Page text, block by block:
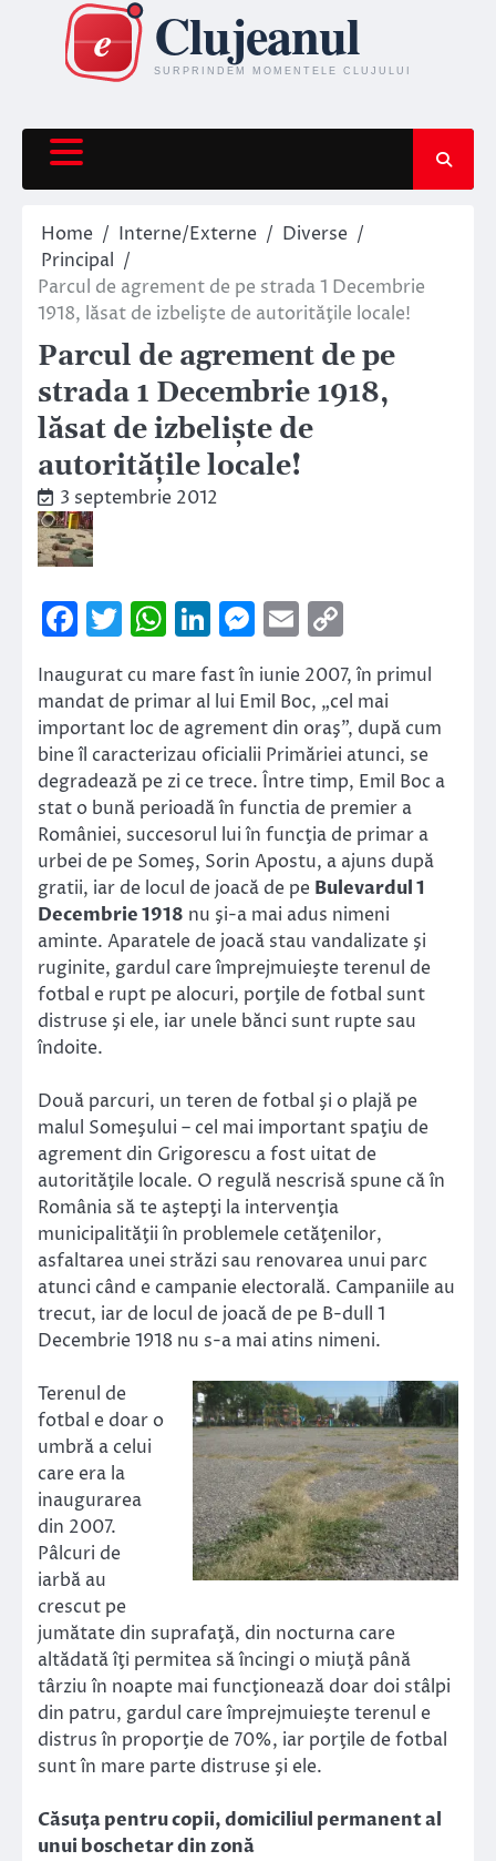
content
Home Interne/Externe
Diverse
Principal
Parcul de agrement de pe strada 1 Decembrie
1918, lăsat de izbelişte de autorităţile locale!
Parcul de agrement de pe
strada 1 Decembrie 1918,
lăsat de izbelişte de
autorităţile locale!
3 septembrie 2012
Facebook
Twitter
WhatsApp
LinkedIn
Messenger
Email
Link
Inaugurat cu mare fast în iunie 2007, în primul
mandat de primar al lui Emil Boc, „cel mai
important loc de agrement din oraş”, după cum
bine îl caracterizau oficialii Primăriei atunci, se
degradează pe zi ce trece. Între timp, Emil Boc a
stat o bună perioadă în functia de premier a
României, succesorul lui în funcţia de primar a
urbei de pe Someş, Sorin Apostu, a ajuns după
gratii, iar de locul de joacă de pe Bulevardul 1
Decembrie 1918 nu şi-a mai adus nimeni
aminte. Aparatele de joacă stau vandalizate şi
ruginite, gardul care împrejmuieşte terenul de
fotbal e rupt pe alocuri, porţile de fotbal sunt
distruse şi ele, iar unele bănci sunt rupte sau
îndoite.
Două parcuri, un teren de fotbal şi o plajă pe
malul Someşului – cel mai important spaţiu de
agrement din Grigorescu a fost uitat de
autorităţile locale. O regulă nescrisă spune că în
România să te aştepţi la intervenţia
municipalităţii în problemele cetăţenilor,
asfaltarea unei străzi sau renovarea unui parc
atunci când e campanie electorală. Campaniile au
trecut, iar de locul de joacă de pe B-dull 1
Decembrie 1918 nu s-a mai atins nimeni.
Terenul de
fotbal e doar o
umbră a celui
care era la
inaugurarea
din 2007.
Pâlcuri de
iarbă au
crescut pe
jumătate din suprafaţă, din nocturna care
altădată îţi permitea să încingi o miuţă până
târziu în noapte mai funcţionează doar doi stâlpi
din patru, gardul care împrejmuieşte terenul e
distrus în proporţie de 70%, iar porţile de fotbal
sunt în mare parte distruse şi ele.
Căsuţa pentru copii, domiciliul permanent al
unui boschetar din zonă